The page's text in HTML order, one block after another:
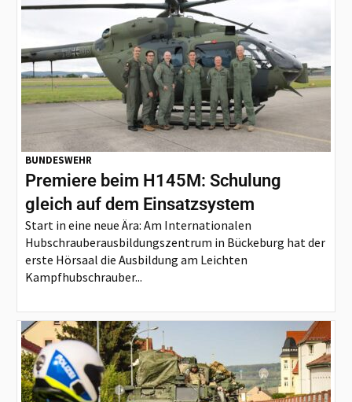
BUNDESWEHR
Premiere beim H145M: Schulung
gleich auf dem Einsatzsystem
Start in eine neue Ära: Am Internationalen
Hubschrauberausbildungszentrum in Bückeburg hat der
erste Hörsaal die Ausbildung am Leichten
Kampfhubschrauber...